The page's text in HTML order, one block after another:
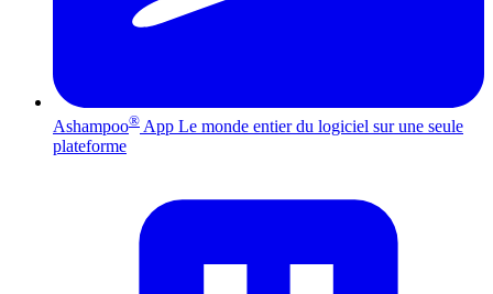
Ashampoo® App Le monde entier du logiciel sur une seule
plateforme